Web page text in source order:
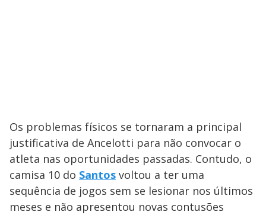
Os problemas físicos se tornaram a principal
justificativa de Ancelotti para não convocar o
atleta nas oportunidades passadas. Contudo, o
camisa 10 do Santos voltou a ter uma
sequência de jogos sem se lesionar nos últimos
meses e não apresentou novas contusões